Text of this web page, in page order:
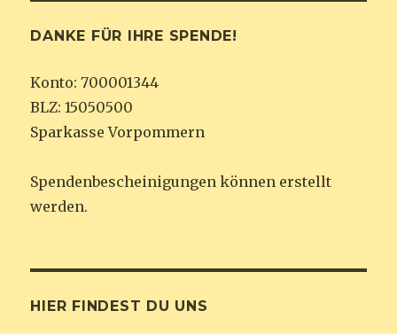
DANKE FÜR IHRE SPENDE!
Konto: 700001344
BLZ: 15050500
Sparkasse Vorpommern
Spendenbescheinigungen können erstellt
werden.
HIER FINDEST DU UNS